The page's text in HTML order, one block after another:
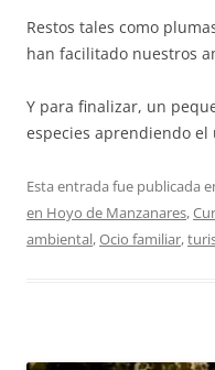
Restos tales como
han facilitado nuestros
Y para finalizar, un
especies aprendiendo el
Esta entrada fue publicada
en Hoyo de Manzanares,
ambiental,Ocio familiar,